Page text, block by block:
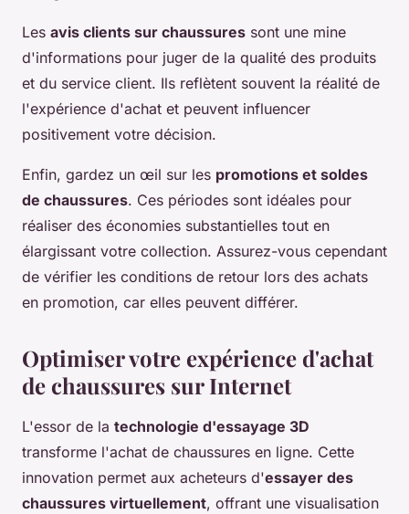
Les avis clients sur chaussures sont une mine
d'informations pour juger de la qualité des produits
et du service client. Ils reflètent souvent la réalité de
l'expérience d'achat et peuvent influencer
positivement votre décision.
Enfin, gardez un œil sur les promotions et soldes
de chaussures. Ces périodes sont idéales pour
réaliser des économies substantielles tout en
élargissant votre collection. Assurez-vous cependant
de vérifier les conditions de retour lors des achats
en promotion, car elles peuvent différer.
Optimiser votre expérience d'achat
de chaussures sur Internet
L'essor de la technologie d'essayage 3D
transforme l'achat de chaussures en ligne. Cette
innovation permet aux acheteurs d'essayer des
chaussures virtuellement, offrant une visualisation